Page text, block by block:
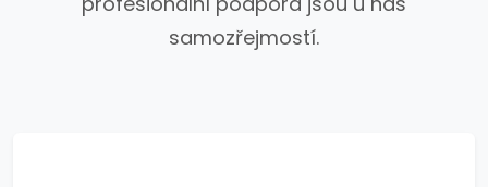
samozřejmostí.